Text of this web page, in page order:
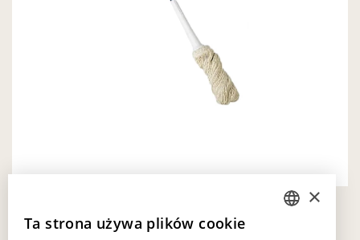
Woca mop
×
Ta strona używa plików cookie